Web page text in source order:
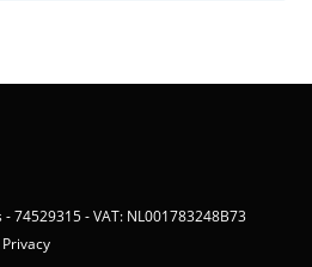
74529315 - VAT: NL001783248B73
Privacy